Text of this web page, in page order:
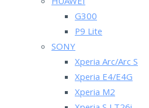
G300
P9 Lite
SONY
Xperia Arc/Arc S
Xperia E4/E4G
Xperia M2